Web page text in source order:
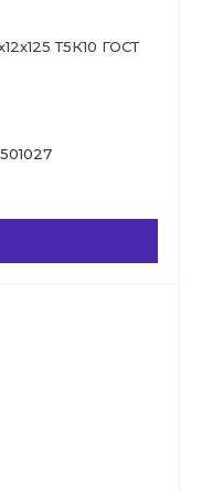
Т5К10 ГОСТ